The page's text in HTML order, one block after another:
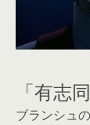
「有志
ブランシュ